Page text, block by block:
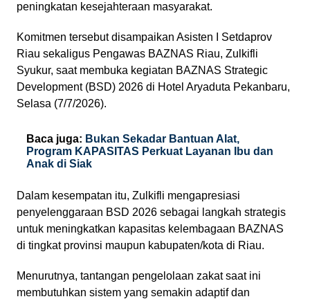
peningkatan kesejahteraan masyarakat.
Komitmen tersebut disampaikan Asisten I Setdaprov
Riau sekaligus Pengawas BAZNAS Riau, Zulkifli
Syukur, saat membuka kegiatan BAZNAS Strategic
Development (BSD) 2026 di Hotel Aryaduta Pekanbaru,
Selasa (7/7/2026).
Baca juga: Bukan Sekadar Bantuan Alat,
Program KAPASITAS Perkuat Layanan Ibu dan
Anak di Siak
Dalam kesempatan itu, Zulkifli mengapresiasi
penyelenggaraan BSD 2026 sebagai langkah strategis
untuk meningkatkan kapasitas kelembagaan BAZNAS
di tingkat provinsi maupun kabupaten/kota di Riau.
Menurutnya, tantangan pengelolaan zakat saat ini
membutuhkan sistem yang semakin adaptif dan